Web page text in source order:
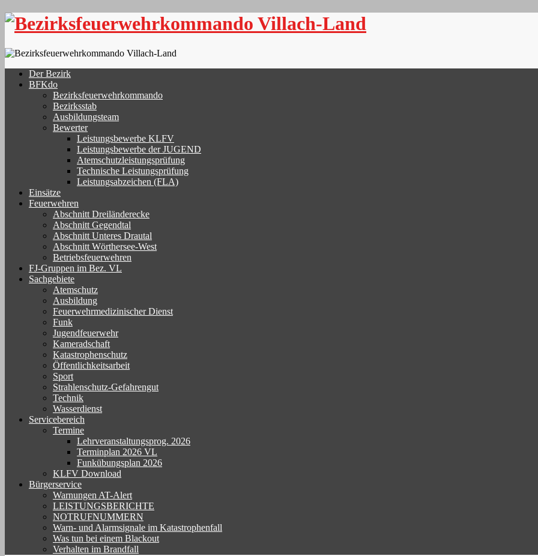
Skip
Der Bezirk
BFKdo
Bezirksfeuerwehrkommando
Bezirksstab
Ausbildungsteam
Bewerter
Leistungsbewerbe KLFV
Leistungsbewerbe der JUGEND
Atemschutzleistungsprüfung
Technische Leistungsprüfung
Leistungsabzeichen (FLA)
Einsätze
Feuerwehren
Abschnitt Dreiländerecke
Abschnitt Gegendtal
Abschnitt Unteres Drautal
Abschnitt Wörthersee-West
Betriebsfeuerwehren
FJ-Gruppen im Bez. VL
Sachgebiete
Atemschutz
Ausbildung
Feuerwehrmedizinischer Dienst
Funk
Jugendfeuerwehr
Kameradschaft
Katastrophenschutz
Öffentlichkeitsarbeit
Sport
Strahlenschutz-Gefahrengut
Technik
Wasserdienst
Servicebereich
Termine
Lehrveranstaltungsprog. 2026
Terminplan 2026 VL
Funkübungsplan 2026
KLFV Download
Bürgerservice
Warnungen AT-Alert
LEISTUNGSBERICHTE
NOTRUFNUMMERN
Warn- und Alarmsignale im Katastrophenfall
Was tun bei einem Blackout
Verhalten im Brandfall